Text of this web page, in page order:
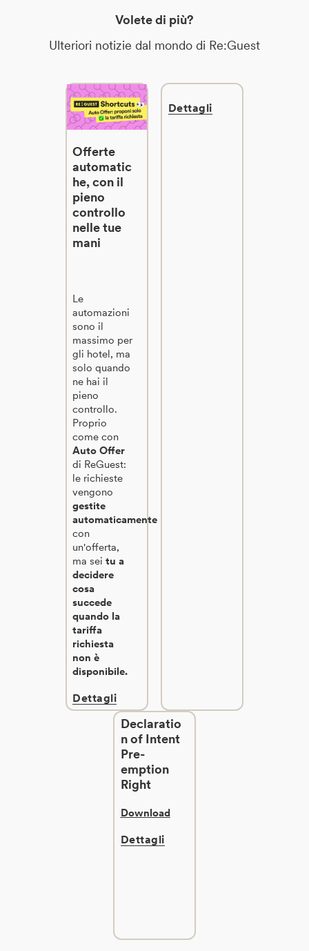
Volete di più?
Ulteriori notizie dal mondo di Re:Guest
Offerte
automatic
he, con il
pieno
controllo
nelle tue
mani
Le
automazioni
sono il
massimo per
gli hotel, ma
solo quando
ne hai il
pieno
controllo.
Proprio
come con
Auto Offer
di ReGuest:
le richieste
vengono
gestite
automaticamente
con
un'offerta,
ma seitu a
decidere
cosa
succede
quando la
tariffa
richiesta
non è
disponibile.
Dettagli
Dettagli
Declaratio
n of Intent
Pre-
emption
Right
Download
Dettagli